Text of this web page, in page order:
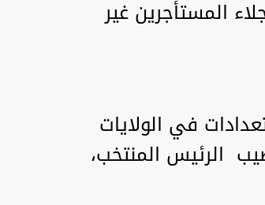
المستأجرين غير
في الولايات
الرئيس المنتخب،